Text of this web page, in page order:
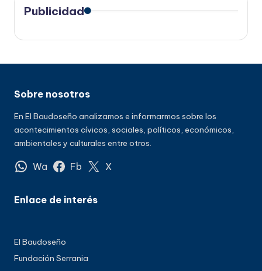
Publicidad
Sobre nosotros
En El Baudoseño analizamos e informarmos sobre los
acontecimientos cívicos, sociales, políticos, económicos,
ambientales y culturales entre otros.
Wa Fb X
Enlace de interés
El Baudoseño
Fundación Serrania